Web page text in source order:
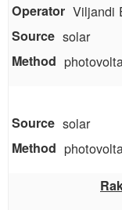
Viljandi
solar
solar